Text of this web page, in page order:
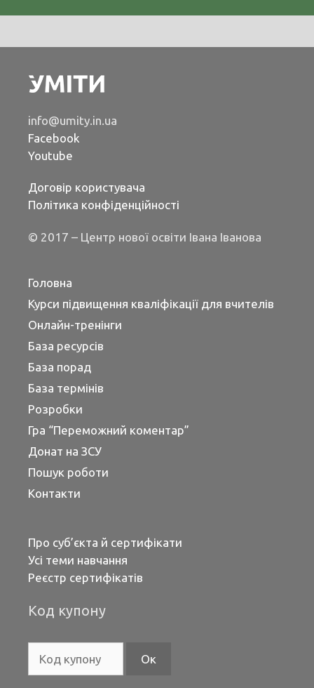
info@umity.in.ua
Facebook
Youtube
Договір користувача
Політика конфіденційності
© 2017 – Центр нової освіти Івана Іванова
Головна
Курси підвищення кваліфікації для вчителів
Онлайн-тренінги
База ресурсів
База порад
База термінів
Розробки
Гра “Переможний коментар”
Донат на ЗСУ
Пошук роботи
Контакти
Про суб’єкта й сертифікати
Усі теми навчання
Реєстр сертифікатів
Код купону